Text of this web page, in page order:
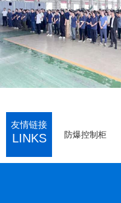
友情链接
LINKS 防爆控制柜